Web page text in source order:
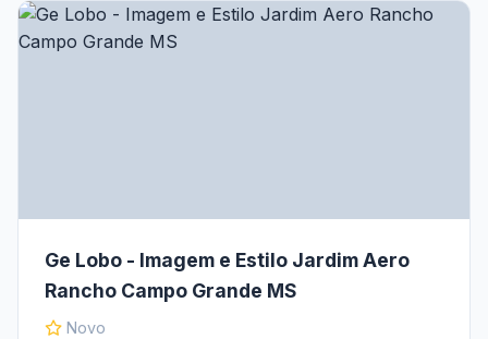
Ge Lobo - Imagem e Estilo Jardim Aero
Rancho Campo Grande MS
Novo